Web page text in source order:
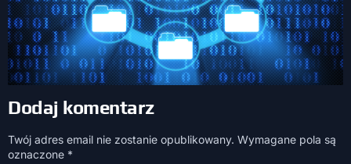
Dodaj komentarz
Twój adres email nie zostanie opublikowany. Wymagane pola są
oznaczone *